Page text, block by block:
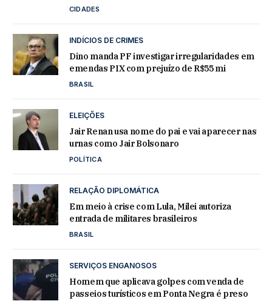
CIDADES
INDÍCIOS DE CRIMES
Dino manda PF investigar irregularidades em
emendas PIX com prejuízo de R$55 mi
BRASIL
ELEIÇÕES
Jair Renan usa nome do pai e vai aparecer nas
urnas como Jair Bolsonaro
POLÍTICA
RELAÇÃO DIPLOMÁTICA
Em meio à crise com Lula, Milei autoriza
entrada de militares brasileiros
BRASIL
SERVIÇOS ENGANOSOS
Homem que aplicava golpes com venda de
passeios turísticos em Ponta Negra é preso